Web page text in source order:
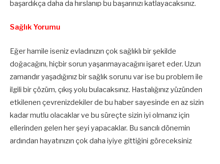
başardıkça daha da hırslanıp bu başarınızı katlayacaksınız.
Sağlık Yorumu
Eğer hamile iseniz evladınızın çok sağlıklı bir şekilde
doğacağını, hiçbir sorun yaşanmayacağını işaret eder. Uzun
zamandır yaşadığınız bir sağlık sorunu var ise bu problem ile
ilgili bir çözüm, çıkış yolu bulacaksınız. Hastalığınız yüzünden
etkilenen çevrenizdekiler de bu haber sayesinde en az sizin
kadar mutlu olacaklar ve bu süreçte sizin iyi olmanız için
ellerinden gelen her şeyi yapacaklar. Bu sancılı dönemin
ardından hayatınızın çok daha iyiye gittiğini göreceksiniz